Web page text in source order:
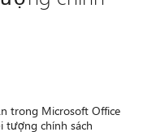
trong Microsoft Office
tượng chính sách